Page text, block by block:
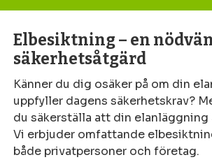
Elbesiktning – en
säkerhetsåtgärd
Känner du dig osäker på om din
uppfyller dagens säkerhetskrav?
du säkerställa att din elanläggning
Vi erbjuder omfattande
både privatpersoner och företag.